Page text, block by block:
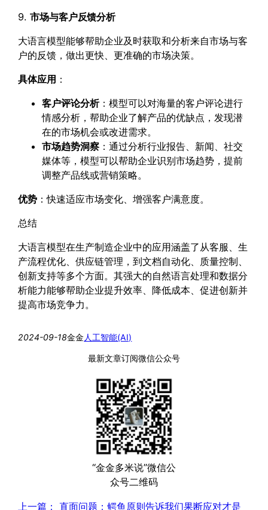
9.市场与客户反馈分析
大语言模型能够帮助企业及时获取和分析来自市场与客
户的反馈，做出更快、更准确的市场决策。
具体应用 ：
客户评论分析：模型可以对海量的客户评论进行
情感分析，帮助企业了解产品的优缺点，发现潜
在的市场机会或改进需求。
市场趋势洞察 ：通过分析行业报告、新闻、社交
媒体等，模型可以帮助企业识别市场趋势，提前
调整产品线或营销策略。
优势 ：快速适应市场变化、增强客户满意度。
总结
大语言模型在生产制造企业中的应用涵盖了从客服、生
产流程优化、供应链管理，到文档自动化、质量控制、
创新支持等多个方面。其强大的自然语言处理和数据分
析能力能够帮助企业提升效率、降低成本、促进创新并
提高市场竞争力。
2024-09-18金金 人工智能(AI)
最新文章订阅微信公众号
“金金多米说”微信公
众号二维码
上一篇：
直面问题：鳄鱼原则告诉我们果断应对才是